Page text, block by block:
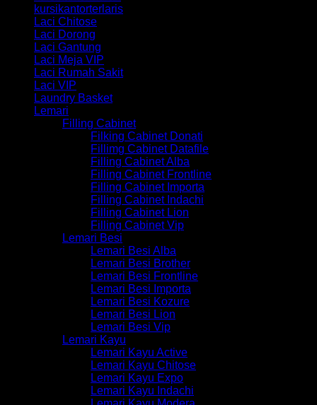
kursikantorterlaris
Laci Chitose
Laci Dorong
Laci Gantung
Laci Meja VIP
Laci Rumah Sakit
Laci VIP
Laundry Basket
Lemari
Filling Cabinet
Filking Cabinet Donati
Fillimg Cabinet Datafile
Filling Cabinet Alba
Filling Cabinet Frontline
Filling Cabinet Importa
Filling Cabinet Indachi
Filling Cabinet Lion
Filling Cabinet Vip
Lemari Besi
Lemari Besi Alba
Lemari Besi Brother
Lemari Besi Frontline
Lemari Besi Importa
Lemari Besi Kozure
Lemari Besi Lion
Lemari Besi Vip
Lemari Kayu
Lemari Kayu Active
Lemari Kayu Chitose
Lemari Kayu Expo
Lemari Kayu Indachi